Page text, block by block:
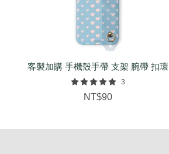
加入購物車
客製加購 手機殼手帶 支架 腕帶 扣環
3
NT$90